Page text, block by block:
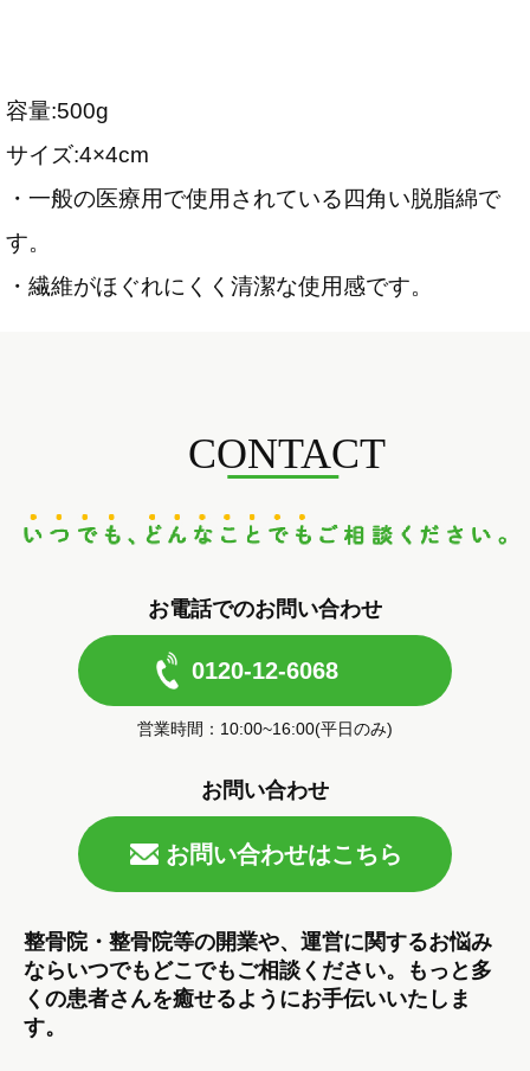
容量:500g
サイズ:4×4cm
・一般の医療用で使用されている四角い脱脂綿で
す。
・繊維がほぐれにくく清潔な使用感です。
CONTACT
お電話でのお問い合わせ
0120-12-6068
営業時間：10:00~16:00(平日のみ)
お問い合わせ
お問い合わせはこちら
整骨院・整骨院等の開業や、運営に関するお悩み
ならいつでもどこでもご相談ください。もっと多
くの患者さんを癒せるようにお手伝いいたしま
す。